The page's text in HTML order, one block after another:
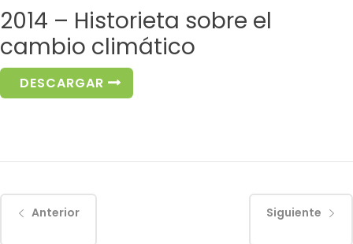
2014 – Historieta sobre el
cambio climático
DESCARGAR
Anterior Siguiente